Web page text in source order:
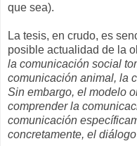
que sea).
La tesis, en crudo, es
posible actualidad de la
la comunicación social
comunicación animal, la
Sin embargo, el modelo
comprender la
comunicación
concretamente, el